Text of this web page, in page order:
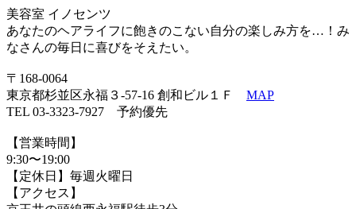
美容室 イノセンツ
あなたのヘアライフに飽きのこない自分の楽しみ方を…！み
なさんの毎日に喜びをそえたい。
〒168-0064
東京都杉並区永福３-57-16 創和ビル１Ｆ MAP
TEL 03-3323-7927 予約優先
【営業時間】
9:30〜19:00
【定休日】毎週火曜日
【アクセス】